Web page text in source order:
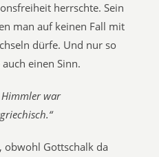
herrschte. Sein
man auf keinen Fall mit
dürfe. Und nur so
einen Sinn.
Himmler war
obwohl Gottschalk da